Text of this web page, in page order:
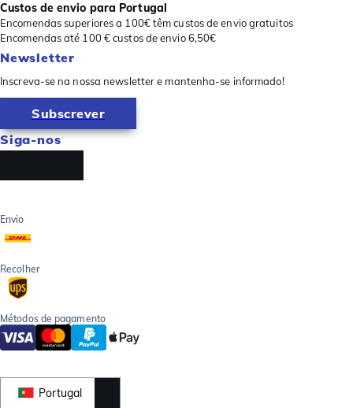
Custos de envio para Portugal
Encomendas superiores a 100€ têm custos de envio gratuitos
Encomendas até 100 € custos de envio 6,50€
Newsletter
Inscreva-se na nossa newsletter e mantenha-se informado!
Subscrever
Siga-nos
Envio
Recolher
Métodos de pagamento
Portugal